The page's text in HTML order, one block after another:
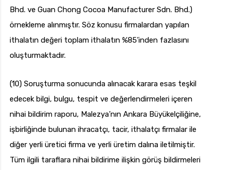
Bhd. ve Guan Chong Cocoa Manufacturer Sdn. Bhd.)
örnekleme alınmıştır. Söz konusu firmalardan yapılan
ithalatın değeri toplam ithalatın %85’inden fazlasını
oluşturmaktadır.
(10) Soruşturma sonucunda alınacak karara esas teşkil
edecek bilgi, bulgu, tespit ve değerlendirmeleri içeren
nihai bildirim raporu, Malezya’nın Ankara Büyükelçiliğine,
işbirliğinde bulunan ihracatçı, tacir, ithalatçı firmalar ile
diğer yerli üretici firma ve yerli üretim dalına iletilmiştir.
Tüm ilgili taraflara nihai bildirime ilişkin görüş bildirmeleri